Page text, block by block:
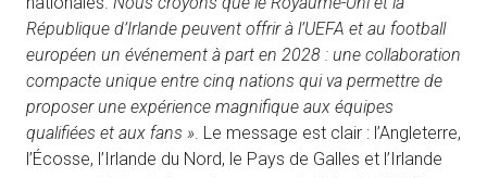
République d’Irlande peuvent offrir à l’UEFA et au football
européen un événement à part en 2028 : une collaboration
compacte unique entre cinq nations qui va permettre de
proposer une expérience magnifique aux équipes
qualifiées et aux fans ». Le message est clair : l’Angleterre,
l’Écosse, l’Irlande du Nord, le Pays de Galles et l’Irlande